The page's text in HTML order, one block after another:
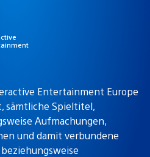
Entertainment Europe
sämtliche Spieltitel,
Aufmachungen,
und damit verbundene